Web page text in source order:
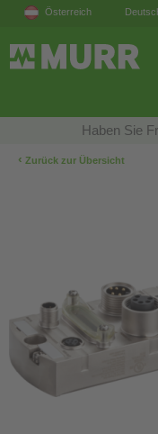
Österreich
Haben Sie
‹ Zurück zur Übersicht